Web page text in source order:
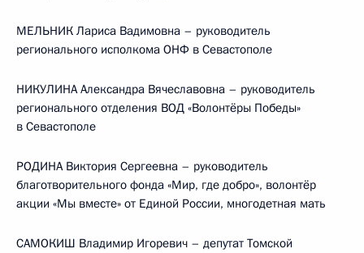
МЕЛЬНИК Лариса Вадимовна – руководитель
регионального исполкома ОНФ в Севастополе
НИКУЛИНА Александра Вячеславовна – руководитель
регионального отделения ВОД «Волонтёры Победы»
в Севастополе
РОДИНА Виктория Сергеевна – руководитель
благотворительного фонда «Мир, где добро», волонтёр
акции «Мы вместе» от Единой России, многодетная мать
САМОКИШ Владимир Игоревич – депутат Томской